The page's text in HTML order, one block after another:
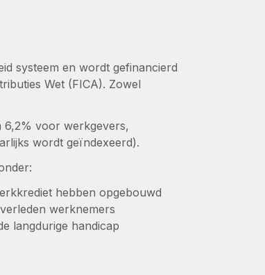
systeem en wordt gefinancierd
Wet (FICA). Zowel
6,2% voor werkgevers,
wordt geïndexeerd).
hebben opgebouwd
werknemers
langdurige handicap